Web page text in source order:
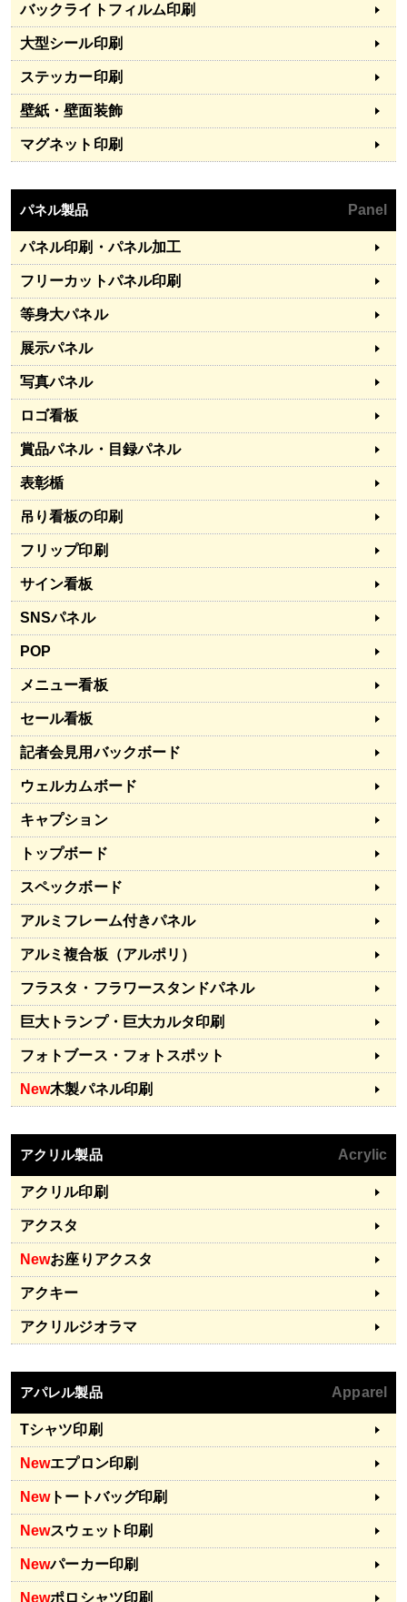
バックライトフィルム印刷
大型シール印刷
ステッカー印刷
壁紙・壁面装飾
マグネット印刷
パネル製品 Panel
パネル印刷・パネル加工
フリーカットパネル印刷
等身大パネル
展示パネル
写真パネル
ロゴ看板
賞品パネル・目録パネル
表彰楯
吊り看板の印刷
フリップ印刷
サイン看板
SNSパネル
POP
メニュー看板
セール看板
記者会見用バックボード
ウェルカムボード
キャプション
トップボード
スペックボード
アルミフレーム付きパネル
アルミ複合板（アルポリ）
フラスタ・フラワースタンドパネル
巨大トランプ・巨大カルタ印刷
フォトブース・フォトスポット
New木製パネル印刷
アクリル製品 Acrylic
アクリル印刷
アクスタ
Newお座りアクスタ
アクキー
アクリルジオラマ
アパレル製品 Apparel
Tシャツ印刷
Newエプロン印刷
Newトートバッグ印刷
Newスウェット印刷
Newパーカー印刷
Newポロシャツ印刷